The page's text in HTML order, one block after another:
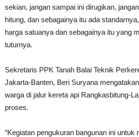
sekian, jangan sampai ini dirugikan,
hitung, dan sebagainya itu ada
harga satuanya dan sebagainya itu yang
tuturnya.
Sekretaris PPK Tanah Balai Teknik
Jakarta-Banten, Beri Suryana
warga di jalur kereta api Rangkasbitung-
proses.
“Kegiatan pengukuran bangunan ini untuk